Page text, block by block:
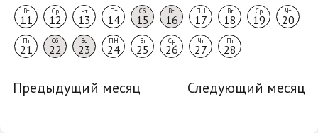
Вт
11
Ср
12
Чт
13
Пт
14
Сб
15
Вс
16
ПН
17
Вт
18
Ср
19
Чт
20
Пт
21
Сб
22
Вс
23
ПН
24
Вт
25
Ср
26
Чт
27
Пт
28
Предыдущий месяц Следующий месяц